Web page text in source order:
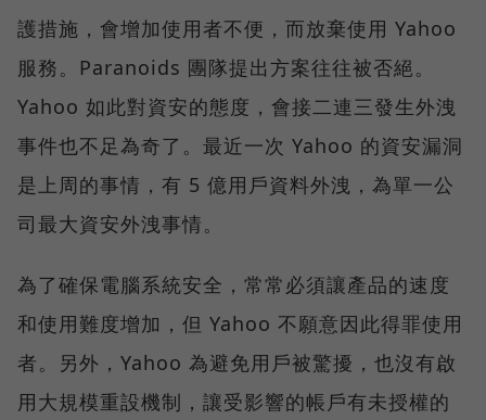
護措施，會增加使用者不便，而放棄使用 Yahoo
服務。Paranoids 團隊提出方案往往被否絕。
Yahoo 如此對資安的態度，會接二連三發生外洩
事件也不足為奇了。最近一次 Yahoo 的資安漏洞
是上周的事情，有 5 億用戶資料外洩，為單一公
司最大資安外洩事情。
為了確保電腦系統安全，常常必須讓產品的速度
和使用難度增加，但 Yahoo 不願意因此得罪使用
者。另外，Yahoo 為避免用戶被驚擾，也沒有啟
用大規模重設機制，讓受影響的帳戶有未授權的